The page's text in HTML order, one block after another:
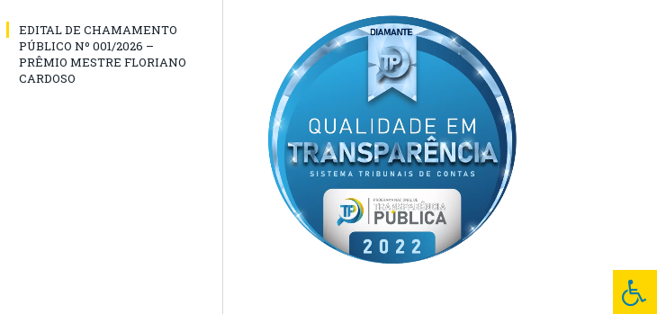
EDITAL DE CHAMAMENTO
PÚBLICO Nº 001/2026 –
PRÊMIO MESTRE FLORIANO
CARDOSO